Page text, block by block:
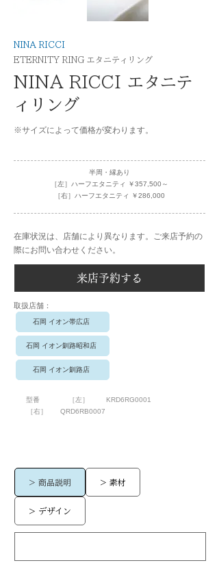
NINA RICCI
ETERNITY RING エタニティリング
NINA RICCI エタニテ
ィリング
※サイズによって価格が変わります。
半周・縁あり
［左］ハーフエタニティ ￥357,500～
［右］ハーフエタニティ ￥286,000
在庫状況は、店舗により異なります。ご来店予約の
際にお問い合わせください。
来店予約する
​取扱店舗：
石岡 イオン帯広店
石岡 イオン釧路昭和店
石岡 イオン釧路店
型番 ［左］
KRD6RG0001
［右］
QRD6RB0007
> 商品説明 > 素材
> デザイン